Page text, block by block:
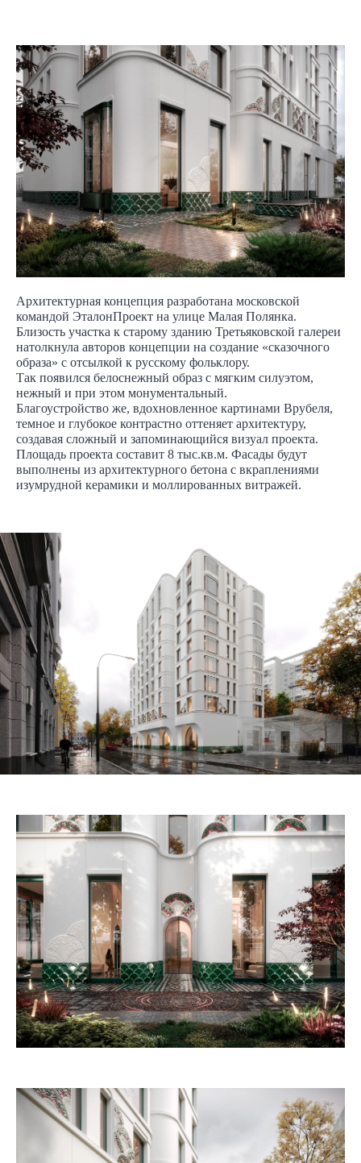
Архитектурная концепция разработана московской
командой ЭталонПроект на улице Малая Полянка.
Близость участка к старому зданию Третьяковской галереи
натолкнула авторов концепции на создание «сказочного
образа» с отсылкой к русскому фольклору.
Так появился белоснежный образ с мягким силуэтом,
нежный и при этом монументальный.
Благоустройство же, вдохновленное картинами Врубеля,
темное и глубокое контрастно оттеняет архитектуру,
создавая сложный и запоминающийся визуал проекта.
Площадь проекта составит 8 тыс.кв.м. Фасады будут
выполнены из архитектурного бетона с вкраплениями
изумрудной керамики и моллированных витражей.